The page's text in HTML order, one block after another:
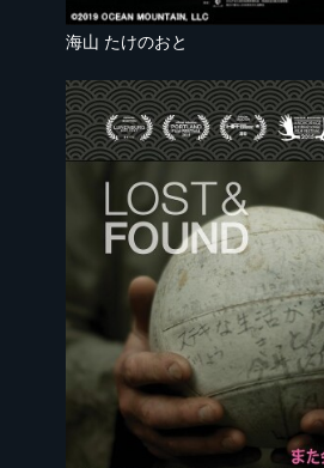
海山 たけのおと